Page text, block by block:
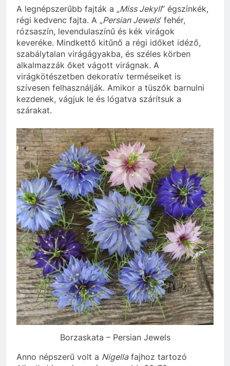
A legnépszerűbb fajták a „Miss Jekyll” égszínkék,
régi kedvenc fajta. A „Persian Jewels‘ fehér,
rózsaszín, levendulaszínű és kék virágok
keveréke. Mindkettő kitűnő a régi időket idéző,
szabálytalan virágágyakba, és széles körben
alkalmazzák őket vágott virágnak. A
virágkötészetben dekoratív terméseiket is
szívesen felhasználják. Amikor a tüszők barnulni
kezdenek, vágjuk le és lógatva szárítsuk a
szárakat.
Borzaskata – Persian Jewels
Anno népszerű volt a Nigellafajhoz tartozó